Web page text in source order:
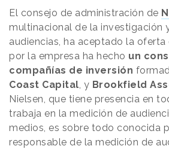
El consejo de administración de
multinacional de la investigación
audiencias, ha aceptado la
por la empresa ha hecho un
compañías de inversión
Coast Capital, y Brookfield
Nielsen, que tiene presencia en
trabaja en la medición de
medios, es sobre todo conocida
responsable de la medición de